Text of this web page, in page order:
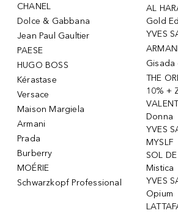
CHANEL
Dolce & Gabbana
Jean Paul Gaultier
PAESE
HUGO BOSS
Kérastase
Versace
Maison Margiela
Armani
Prada
Burberry
MOÉRIE
Schwarzkopf Professional
AL
Gold
YVES
Gisada
THE
10% +
Donna
YVES
MYSLF
SOL
Mistica
YVES
Opium